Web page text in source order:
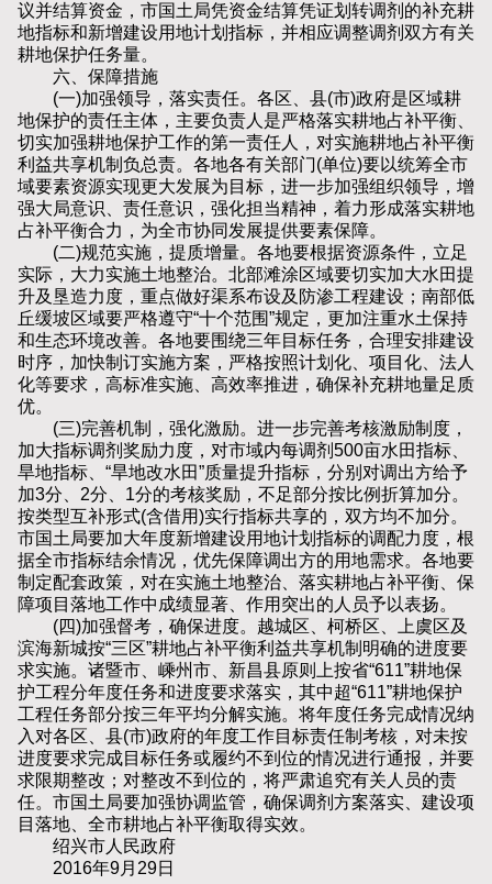
议并结算资金，市国土局凭资金结算凭证划转调剂的补充耕
地指标和新增建设用地计划指标，并相应调整调剂双方有关
耕地保护任务量。
六、保障措施
(一)加强领导，落实责任。各区、县(市)政府是区域耕
地保护的责任主体，主要负责人是严格落实耕地占补平衡、
切实加强耕地保护工作的第一责任人，对实施耕地占补平衡
利益共享机制负总责。各地各有关部门(单位)要以统筹全市
域要素资源实现更大发展为目标，进一步加强组织领导，增
强大局意识、责任意识，强化担当精神，着力形成落实耕地
占补平衡合力，为全市协同发展提供要素保障。
(二)规范实施，提质增量。各地要根据资源条件，立足
实际，大力实施土地整治。北部滩涂区域要切实加大水田提
升及垦造力度，重点做好渠系布设及防渗工程建设；南部低
丘缓坡区域要严格遵守“十个范围”规定，更加注重水土保持
和生态环境改善。各地要围绕三年目标任务，合理安排建设
时序，加快制订实施方案，严格按照计划化、项目化、法人
化等要求，高标准实施、高效率推进，确保补充耕地量足质
优。
(三)完善机制，强化激励。进一步完善考核激励制度，
加大指标调剂奖励力度，对市域内每调剂500亩水田指标、
旱地指标、“旱地改水田”质量提升指标，分别对调出方给予
加3分、2分、1分的考核奖励，不足部分按比例折算加分。
按类型互补形式(含借用)实行指标共享的，双方均不加分。
市国土局要加大年度新增建设用地计划指标的调配力度，根
据全市指标结余情况，优先保障调出方的用地需求。各地要
制定配套政策，对在实施土地整治、落实耕地占补平衡、保
障项目落地工作中成绩显著、作用突出的人员予以表扬。
(四)加强督考，确保进度。越城区、柯桥区、上虞区及
滨海新城按“三区”耕地占补平衡利益共享机制明确的进度要
求实施。诸暨市、嵊州市、新昌县原则上按省“611”耕地保
护工程分年度任务和进度要求落实，其中超“611”耕地保护
工程任务部分按三年平均分解实施。将年度任务完成情况纳
入对各区、县(市)政府的年度工作目标责任制考核，对未按
进度要求完成目标任务或履约不到位的情况进行通报，并要
求限期整改；对整改不到位的，将严肃追究有关人员的责
任。市国土局要加强协调监管，确保调剂方案落实、建设项
目落地、全市耕地占补平衡取得实效。
绍兴市人民政府
2016年9月29日